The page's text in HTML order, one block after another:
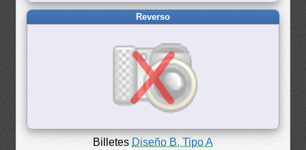
Reverso
Billetes Diseño B, Tipo A